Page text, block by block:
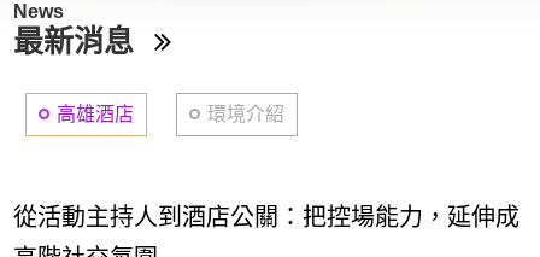
News
最新消息
高雄酒店 環境介紹
從活動主持人到酒店公關：把控場能力，延伸成